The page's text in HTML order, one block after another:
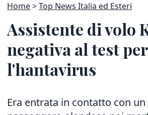
Home Top News Italia ed Esteri
Assistente di volo
negativa al test per
l'hantavirus
Era entrata in contatto con un